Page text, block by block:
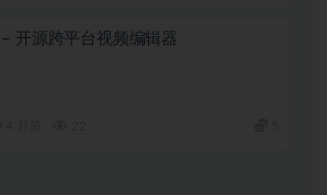
开源跨平台视频编辑器